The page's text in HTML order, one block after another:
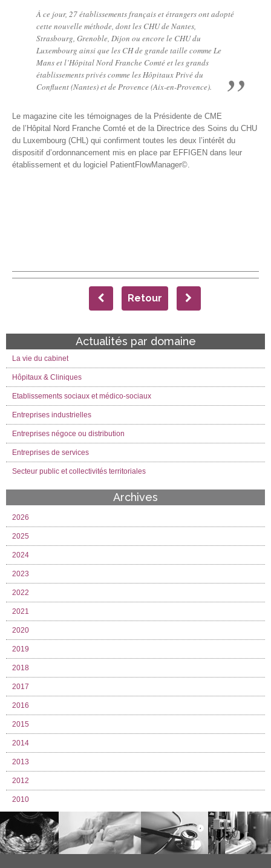
À ce jour, 27 établissements français et étrangers ont adopté
cette nouvelle méthode, dont les CHU de Nantes,
Strasbourg, Grenoble, Dijon ou encore le CHU du
Luxembourg ainsi que les CH de grande taille comme Le
Mans et l’Hôpital Nord Franche Comté et les grands
établissements privés comme les Hôpitaux Privé du
Confluent (Nantes) et de Provence (Aix-en-Provence).
Le magazine cite les témoignages de la Présidente de CME
de l’Hôpital Nord Franche Comté et de la Directrice des Soins du CHU
du Luxembourg (CHL) qui confirment toutes les deux l’intérêt du
dispositif d’ordonnancement mis en place par EFFIGEN dans leur
établissement et du logiciel PatientFlowManager©.
Retour
Actualités par domaine
La vie du cabinet
Hôpitaux & Cliniques
Etablissements sociaux et médico-sociaux
Entreprises industrielles
Entreprises négoce ou distribution
Entreprises de services
Secteur public et collectivités territoriales
Archives
2026
2025
2024
2023
2022
2021
2020
2019
2018
2017
2016
2015
2014
2013
2012
2010